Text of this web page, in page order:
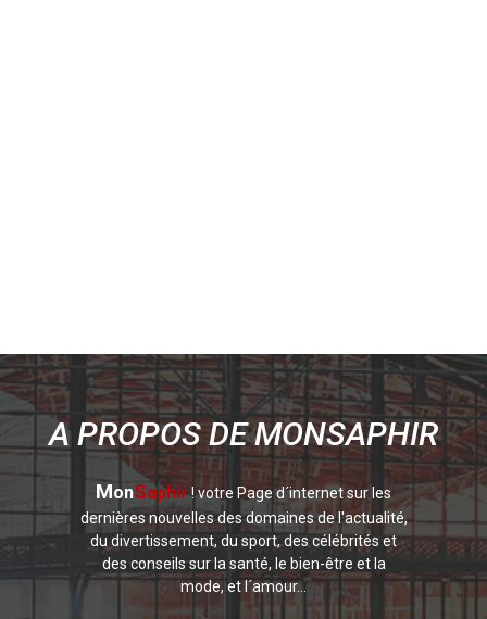
A PROPOS DE MONSAPHIR
MonSaphir! votre Page d´internet sur les
dernières nouvelles des domaines de l'actualité,
du divertissement, du sport, des célébrités et
des conseils sur la santé, le bien-être et la
mode, et l´amour...